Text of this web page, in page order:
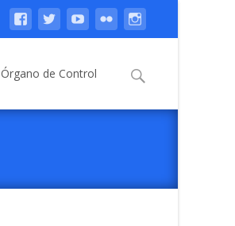
Órgano de Control Buscar: